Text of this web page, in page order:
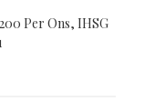
Per Ons, IHSG